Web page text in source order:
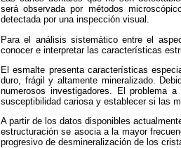
será observada por métodos
detectada por una inspección visual.
Para el análisis sistemático entre el
conocer e interpretar las características
El esmalte presenta características
duro, frágil y altamente mineralizado.
numerosos investigadores. El problema
susceptibilidad cariosa y establecer si las
A partir de los datos disponibles
estructuración se asocia a la mayor
progresivo de desmineralización de los